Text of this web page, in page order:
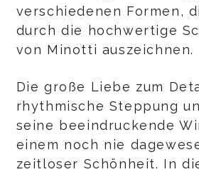
verschiedenen Formen,
durch die hochwertige
von Minotti auszeichnen.
Die große Liebe zum
rhythmische Steppung
seine beeindruckende
einem noch nie
zeitloser Schönheit. In